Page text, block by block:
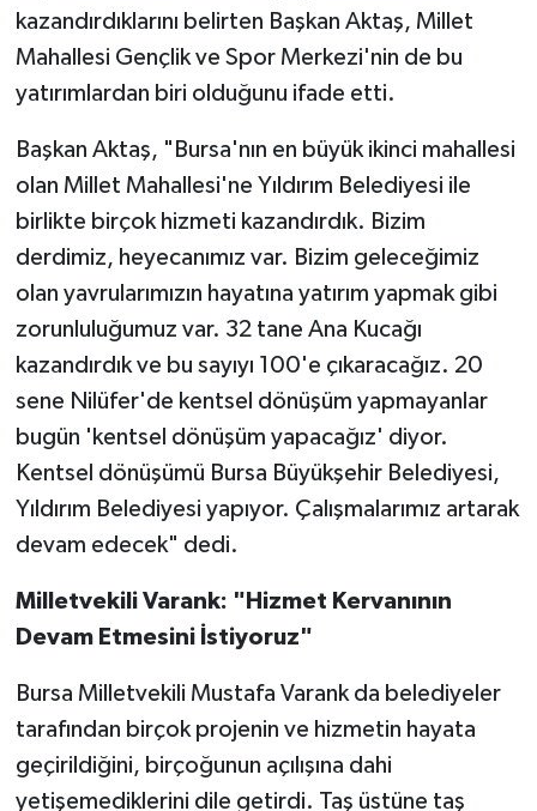
kazandırdıklarını belirten Başkan Aktaş, Millet
Mahallesi Gençlik ve Spor Merkezi'nin de bu
yatırımlardan biri olduğunu ifade etti.
Başkan Aktaş, "Bursa'nın en büyük ikinci mahallesi
olan Millet Mahallesi'ne Yıldırım Belediyesi ile
birlikte birçok hizmeti kazandırdık. Bizim
derdimiz, heyecanımız var. Bizim geleceğimiz
olan yavrularımızın hayatına yatırım yapmak gibi
zorunluluğumuz var. 32 tane Ana Kucağı
kazandırdık ve bu sayıyı 100'e çıkaracağız. 20
sene Nilüfer'de kentsel dönüşüm yapmayanlar
bugün 'kentsel dönüşüm yapacağız' diyor.
Kentsel dönüşümü Bursa Büyükşehir Belediyesi,
Yıldırım Belediyesi yapıyor. Çalışmalarımız artarak
devam edecek" dedi.
Milletvekili Varank: "Hizmet Kervanının
Devam Etmesini İstiyoruz"
Bursa Milletvekili Mustafa Varank da belediyeler
tarafından birçok projenin ve hizmetin hayata
geçirildiğini, birçoğunun açılışına dahi
yetişemediklerini dile getirdi. Taş üstüne taş